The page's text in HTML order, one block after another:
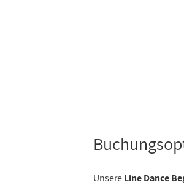
UnsereLine Dance